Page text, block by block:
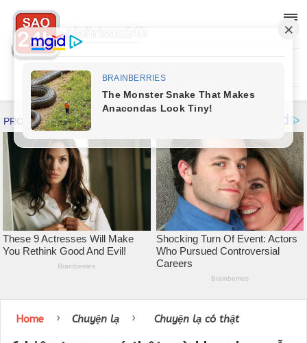
Home › Chuyện lạ › Chuyện lạ có thật